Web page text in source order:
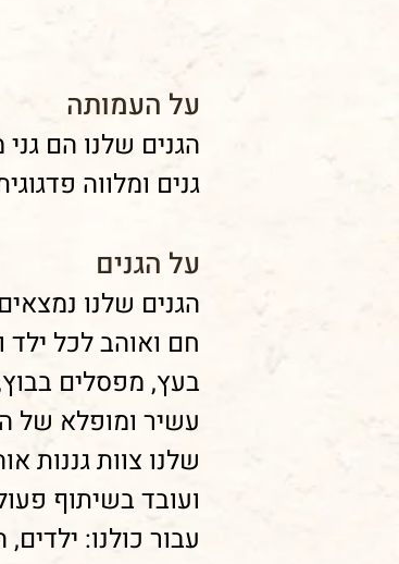
על העמותה
גנים ומלווה
על הגנים
הגנים שלנו
חם ואוהב לכל ילד
בעץ, מפסלים
עשיר ומופלא של
שלנו צוות גננות
ועובד בשיתוף
עבור כולנו: ילדים,